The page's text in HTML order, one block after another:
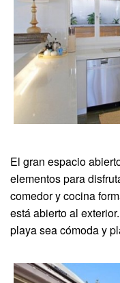
El gran espacio
elementos para
comedor y cocina
está abierto al
playa sea cómoda y